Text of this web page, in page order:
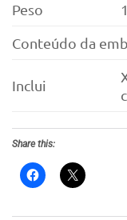
Peso
Conteúdo da
Inclui
Share this: